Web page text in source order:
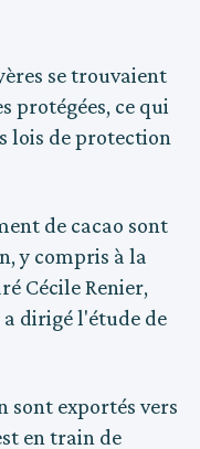
se trouvaient
protégées, ce qui
lois de protection
de cacao sont
y compris à la
Cécile Renier,
dirigé l'étude de
sont exportés vers
en train de